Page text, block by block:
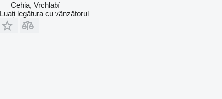
Cehia, Vrchlabí
Luați legătura cu vânzătorul